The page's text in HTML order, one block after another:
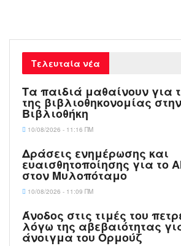
Τελευταία νέα
Τα παιδιά μαθαίνουν για
της βιβλιοθηκονομίας
Βιβλιοθήκη
10/08/2026 - 11:16 ΠΜ
Δράσεις ενημέρωσης και
ευαισθητοποίησης για το
στον Μυλοπόταμο
10/08/2026 - 11:09 ΠΜ
Άνοδος στις τιμές του
λόγω της αβεβαιότητας
άνοιγμα του Ορμούζ